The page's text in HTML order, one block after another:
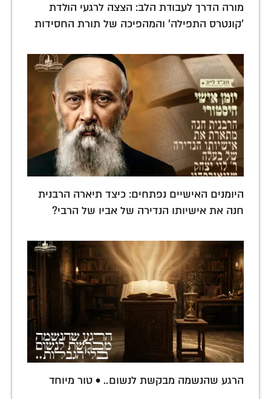
מורה הדרך לעבודת הלב: הצצה לרגעי הולדת
'קונטרס התפילה' והמהפיכה של תורת החסידות
היומנים האישיים נפתחים: כיצד תיארה הרבנית
חנה את אישיותו הנדירה של אביו של הרבי?
הרגע שהנשמה מבקשת לנשום.. • טור מיוחד